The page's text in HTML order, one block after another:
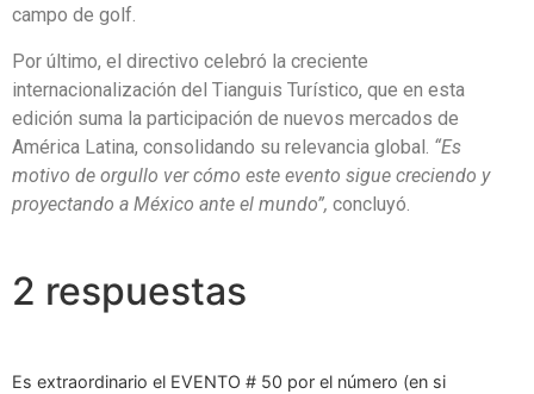
campo de golf.
Por último, el directivo celebró la creciente
internacionalización del Tianguis Turístico, que en esta
edición suma la participación de nuevos mercados de
América Latina, consolidando su relevancia global. “Es
motivo de orgullo ver cómo este evento sigue creciendo y
proyectando a México ante el mundo”, concluyó.
2 respuestas
Es extraordinario el EVENTO # 50 por el número (en si